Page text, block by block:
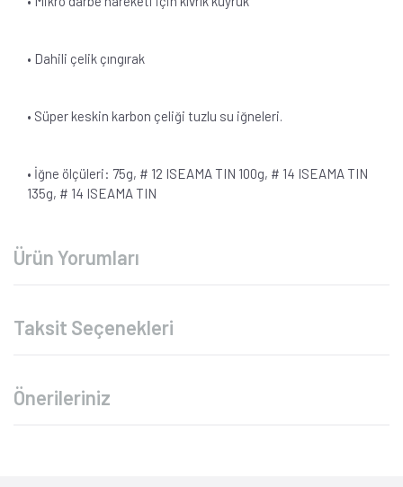
• Dahili çelik çıngırak
• Süper keskin karbon çeliği tuzlu su iğneleri.
• İğne ölçüleri: 75g, # 12 ISEAMA TIN 100g, # 14 ISEAMA TIN
135g, # 14 ISEAMA TIN
Ürün Yorumları
Taksit Seçenekleri
Önerileriniz